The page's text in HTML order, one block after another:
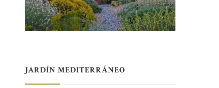
JARDÍN MEDITERRÁNEO